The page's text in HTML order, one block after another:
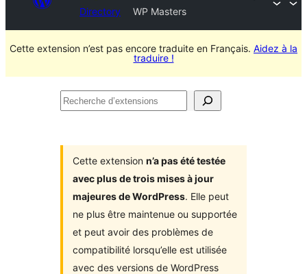
Directory
WP Masters
Cette extension n’est pas encore traduite en Français. Aidez à la
traduire !
Recherche
Cette extension n’a pas été testée
avec plus de trois mises à jour
majeures de WordPress. Elle peut
ne plus être maintenue ou supportée
et peut avoir des problèmes de
compatibilité lorsqu’elle est utilisée
avec des versions de WordPress